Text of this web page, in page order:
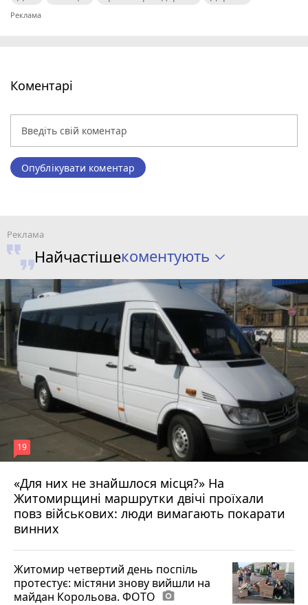
Коментарі
Опублікувати коментар
Найчастішекоментують
«Для них не знайшлося місця?» На
Житомирщині маршрутки двічі проїхали
повз військових: люди вимагають покарати
винних
19
17 липня 2026 р.
Житомир четвертий день поспіль
протестує: містяни знову вийшли на
майдан Корольова. ФОТО photo_camera